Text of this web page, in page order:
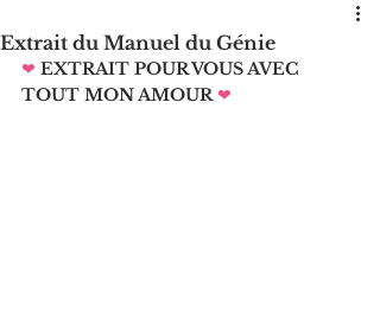
Extrait du Manuel du Génie
❤ EXTRAIT POUR VOUS AVEC
TOUT MON AMOUR ❤